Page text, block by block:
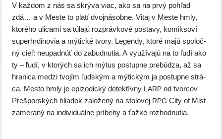
V kaž­dom z nás sa skrý­va viac, ako sa na prvý pohľad
zdá… a v Meste to pla­tí dvoj­ná­sob­ne. Vitaj v Meste hmly,
kto­ré­ho uli­ca­mi sa túla­jú roz­práv­ko­vé posta­vy, komik­so­ví
super­hr­di­no­via a mýtic­ké tvo­ry. Legendy, kto­ré majú spo­loč­
ný cieľ: neupad­núť do zabud­nu­tia. A využí­va­jú na to ľudí ako
ty – ľudí, v kto­rých sa ich mýtus postup­ne pre­bú­dza, až sa
hra­ni­ca medzi tvo­jím ľud­ským a mýtic­kým ja postup­ne strá­
ca. Mesto hmly je epi­zo­dic­ký detek­tív­ny LARPod tvor­cov
Prešporských hlia­dok zalo­že­ný na sto­lo­vej RPG City of Mist
zame­ra­ný na indi­vi­du­ál­ne prí­be­hy a ťaž­ké rozhodnutia.